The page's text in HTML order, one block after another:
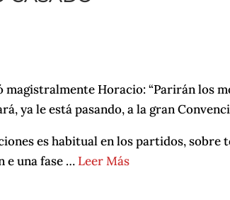
magistralmente Horacio: “Parirán los
ya le está pasando, a la gran
es habitual en los partidos, sobre
e una fase … Leer Más